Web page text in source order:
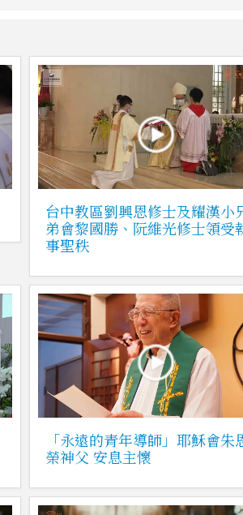
台中教區劉興恩修士及耀漢小
弟會黎國勝、阮維光修士領受
事聖秩
「永遠的青年導師」耶穌會朱
榮神父 安息主懷